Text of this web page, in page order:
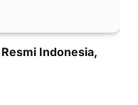
Indonesia,